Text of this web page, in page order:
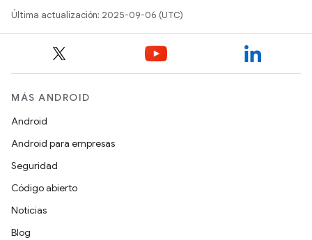
Última actualización: 2025-09-06 (UTC)
MÁS ANDROID
Android
Android para empresas
Seguridad
Código abierto
Noticias
Blog